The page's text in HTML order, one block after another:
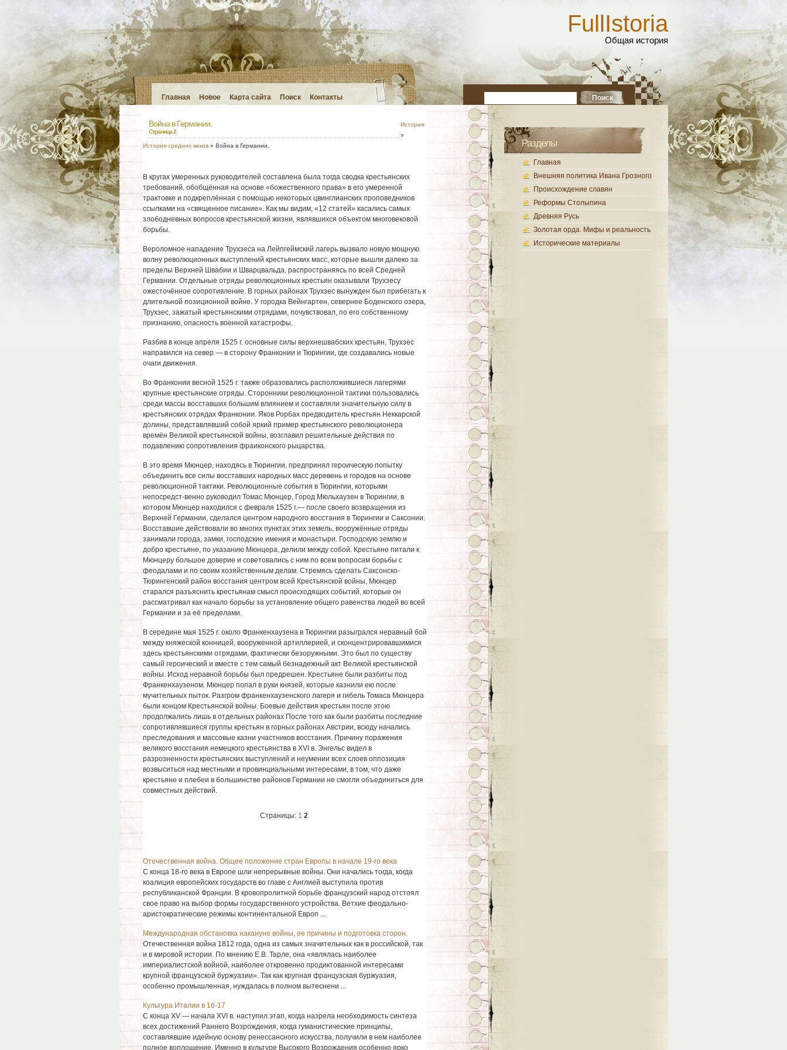
FullIstoria
Общая история
Главная Новое Карта сайта Поиск Контакты
Война в Германии.
Страница 2
История
»
История средних веков» Война в Германии.
В кругах умеренных руководителей составлена была тогда сводка крестьянских
требований, обобщённая на основе «божественного права» в его умеренной
трактовке и подкреплённая с помощью некоторых цвинглианских проповедников
ссылками на «священное писание». Как мы видим, «12 статей» касались самых
злободневных вопросов крестьянской жизни, являвшихся объектом многовековой
борьбы.
Вероломное нападение Трухзеса на Лейпгеймский лагерь вызвало новую мощную
волну революционных выступлений крестьянских масс, которые вышли далеко за
пределы Верхней Швабии и Шварцвальда, распространяясь по всей Средней
Германии. Отдельные отряды революционных крестьян оказывали Трухзесу
ожесточённое сопротивление. В горных районах Трухзес вынужден был прибегать к
длительной позиционной войне. У городка Вейнгартен, севернее Боденского озера,
Трухзес, зажатый крестьянскими отрядами, почувствовал, по его собственному
признанию, опасность военной катастрофы.
Разбив в конце апреля 1525 г. основные силы верхнешвабских крестьян, Трухзес
направился на север — в сторону Франконии и Тюрингии, где создавались новые
очаги движения.
Во Франконии весной 1525 г. также образовались расположившиеся лагерями
крупные крестьянские отряды. Сторонники революционной тактики пользовались
среди массы восставших большим влиянием и составляли значительную силу в
крестьянских отрядах Франконии. Яков Рорбах предводитель крестьян Неккарской
долины, представлявший собой яркий пример крестьянского революционера
времён Великой крестьянской войны, возглавил решительные действия по
подавлению сопротивления фраиконского рыцарства.
В это время Мюнцер, находясь в Тюрингии, предпринял героическую попытку
объединить все силы восставших народных масс деревень и городов на основе
революционной тактики. Революционные события в Тюрингии, которыми
непосредст-венно руководил Томас Мюнцер, Город Мюльхаузен в Тюрингии, в
котором Мюнцер находился с февраля 1525 г.— после своего возвращения из
Верхней Германии, сделался центром народного восстания в Тюрингии и Саксонии.
Восставшие действовали во многих пунктах этих земель, вооружённые отряды
занимали города, замки, господские имения и монастыри. Господскую землю и
добро крестьяне, по указанию Мюнцера, делили между собой. Крестьяне питали к
Мюнцеру большое доверие и советовались с ним по всем вопросам борьбы с
феодалами и по своим хозяйственным делам. Стремясь сделать Саксонско-
Тюрингенский район восстания центром всей Крестьянской войны, Мюнцер
старался разъяснить крестьянам смысл происходящих событий, которые он
рассматривал как начало борьбы за установление общего равенства людей во всей
Германии и за её пределами.
В середине мая 1525 г. около Франкенхаузена в Тюрингии разыгрался неравный бой
между княжеской конницей, вооруженной артиллерией, и сконцентрировавшимися
здесь крестьянскими отрядами, фактически безоружными. Это был по существу
самый героический и вместе с тем самый безнадежный акт Великой крестьянской
войны. Исход неравной борьбы был предрешен. Крестьяне были разбиты под
Франкенхаузеном. Мюнцер попал в руки князей, которые казнили ею после
мучительных пыток. Разгром франкенхаузенского лагеря и гибель Томаса Мюнцера
были концом Крестьянской войны. Боевые действия крестьян после этою
продолжались лишь в отдельных районах После того как были разбиты последние
сопротивлявшиеся группы крестьян в горных районах Австрии, всюду начались
преследования и массовые казни участников восстания. Причину поражения
великого восстания немецкого крестьянства в XVI в. Энгельс видел в
разрозненности крестьянских выступлений и неумении всех слоев оппозиция
возвыситься над местными и провинциальными интересами, в том, что даже
крестьяне и плебеи в большинстве районов Германии не смогли объединиться для
совместных действий.
Страницы: 1 2
Отечественная война. Общее положение стран Европы в начале 19-го века
С конца 18-го века в Европе шли непрерывные войны. Они начались тогда, когда
коалиция европейских государств во главе с Англией выступила против
республиканской Франции. В кровопролитной борьбе французский народ отстоял
свое право на выбор формы государственного устройства. Ветхие феодально-
аристократические режимы континентальной Европ ...
Международная обстановка накануне войны, ее причины и подготовка сторон.
Отечественная война 1812 года, одна из самых значительных как в российской, так
и в мировой истории. По мнению Е.В. Тарле, она «являлась наиболее
империалистской войной, наиболее откровенно продиктованной интересами
крупной французской буржуазии». Так как крупная французская буржуазия,
особенно промышленная, нуждалась в полном вытеснени ...
Культура Италии в 16-17
С конца XV — начала XVI в. наступил этап, когда назрела необходимость синтеза
всех достижений Раннего Возрождения, когда гуманистические принципы,
составлявшие идейную основу ренессансного искусства, получили в нем наиболее
полное воплощение. Именно в культуре Высокого Возрождения особенно ярко
Разделы
Главная
Внешняя политика Ивана Грозного
Происхождение славян
Реформы Столыпина
Древняя Русь
Золотая орда. Мифы и реальность
Исторические материалы